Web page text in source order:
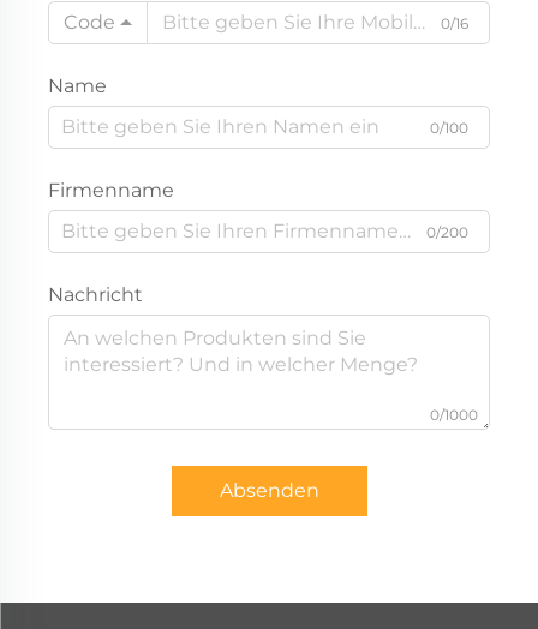
Code
0/16
Name
0/100
Firmenname
0/200
Nachricht
0/1000
Absenden